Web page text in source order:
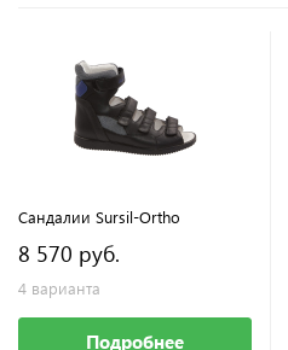
Сандалии Sursil-Ortho
8 570 руб.
4 варианта
Подробнее